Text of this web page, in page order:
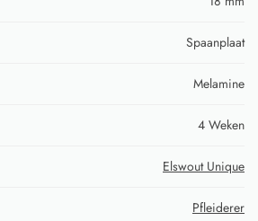
Spaanplaat
Melamine
4 Weken
Elswout Unique
Pfleiderer